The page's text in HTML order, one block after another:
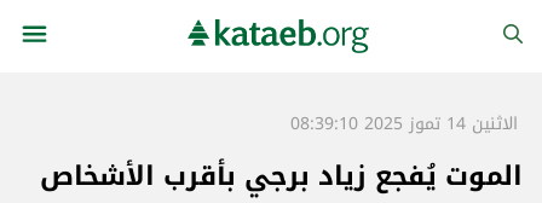
الاثنين 14 تموز 2025 08:39:10
الموت يُفجع زياد برجي بأقرب الأشخاص